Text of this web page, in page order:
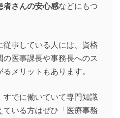
者さんの安心感などにもつ
従事している人には、資格
医事課長や事務長へのス
メリットもあります。
すでに働いていて専門知識
いる方はぜひ「医療事務